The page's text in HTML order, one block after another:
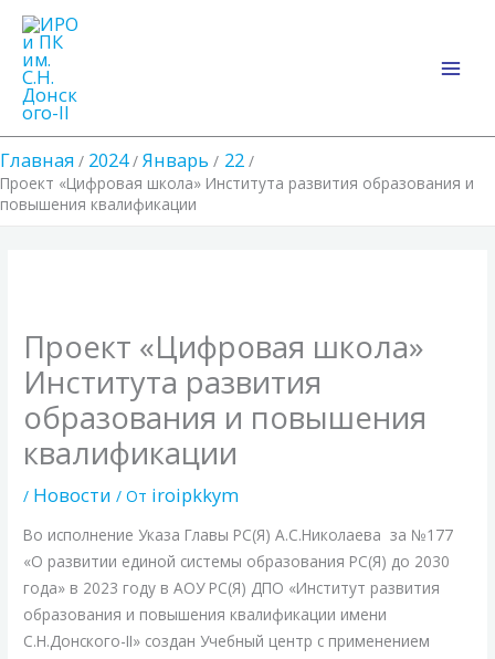
Перейти
содержимому
Главная 2024 Январь 22
Проект «Цифровая школа» Института развития образования и
повышения квалификации
Проект «Цифровая школа»
Института развития
образования и повышения
квалификации
/ Новости / От iroipkkym
Во исполнение Указа Главы РС(Я) А.С.Николаева за №177
«О развитии единой системы образования РС(Я) до 2030
года» в 2023 году в АОУ РС(Я) ДПО «Институт развития
образования и повышения квалификации имени
С.Н.Донского-II» создан Учебный центр с применением